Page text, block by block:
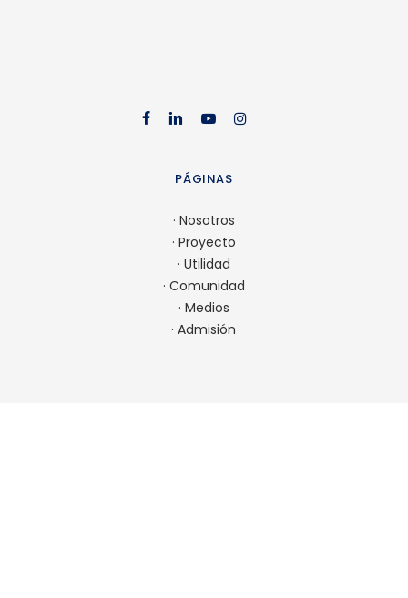
facebook
linkedin
youtube
PÁGINAS
· Nosotros
· Proyecto
· Utilidad
· Comunidad
· Medios
·Admisión